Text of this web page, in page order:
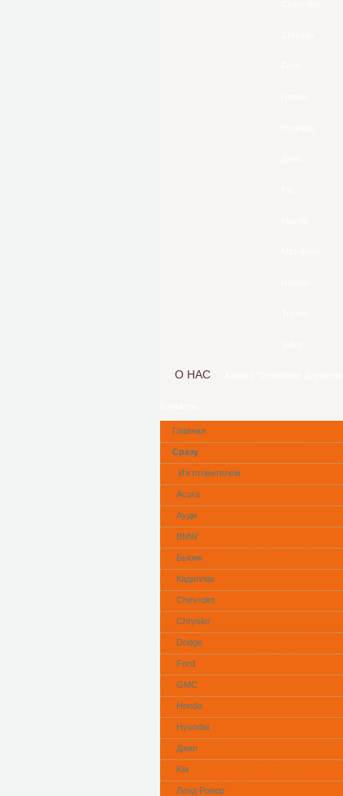
О НАС
Главная
Сразу
Изготовителем
Acura
Ауди
BMW
Бьюик
Кадиллак
Сhevrolet
Chrysler
Dodge
Ford
GMC
Honda
Hyundai
Джип
Kia
Ленд Ровер